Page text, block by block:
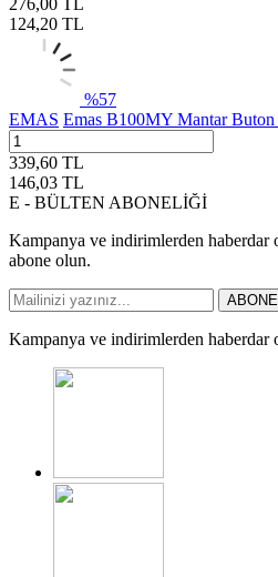
124,20 TL
%57
EMAS Emas B100MY Mantar
339,60 TL
146,03 TL
E - BÜLTEN ABONELİĞİ
Kampanya ve indirimlerden haberdar
abone olun.
ABONE
Kampanya ve indirimlerden